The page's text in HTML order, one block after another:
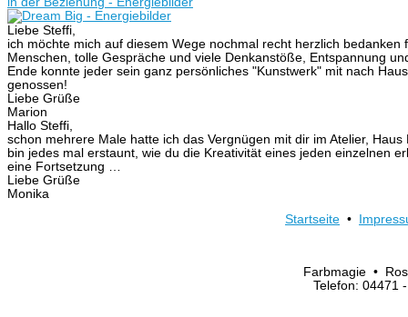
Liebe Steffi,
ich möchte mich auf diesem Wege nochmal recht herzlich
Menschen, tolle Gespräche und viele Denkanstöße, Entspannung
Ende konnte jeder sein ganz persönliches "Kunstwerk" mit nach
genossen!
Liebe Grüße
Marion
Hallo Steffi,
schon mehrere Male hatte ich das Vergnügen mit dir im Atelier,
bin jedes mal erstaunt, wie du die Kreativität eines jeden einzelnen
eine Fortsetzung …
Liebe Grüße
Monika
Startseite •
Farbmagie •
Telefon: 04471